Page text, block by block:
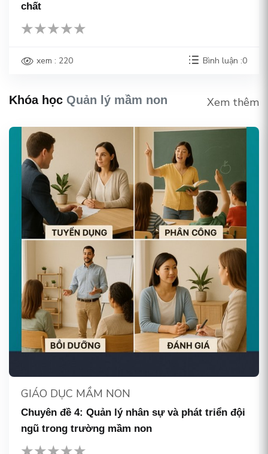
chất
xem : 220 Bình luận :0
Khóa học Quản lý mầm non Xem thêm
GIÁO DỤC MẦM NON
Chuyên đề 4: Quản lý nhân sự và phát triển đội
ngũ trong trường mầm non